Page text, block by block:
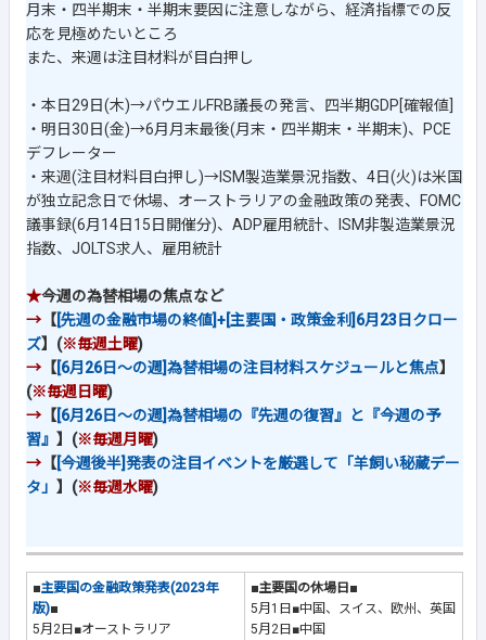
月末・四半期末・半期末要因に注意しながら、経済指標での反
応を見極めたいところ
また、来週は注目材料が目白押し
・本日29日(木)→パウエルFRB議長の発言、四半期GDP[確報値]
・明日30日(金)→6月月末最後(月末・四半期末・半期末)、PCE
デフレーター
・来週(注目材料目白押し)→ISM製造業景況指数、4日(火)は米国
が独立記念日で休場、オーストラリアの金融政策の発表、FOMC
議事録(6月14日15日開催分)、ADP雇用統計、ISM非製造業景況
指数、JOLTS求人、雇用統計
★今週の為替相場の焦点など
→ 【[先週の金融市場の終値]+[主要国・政策金利]6月23日クロー
ズ】(※毎週土曜)
→ 【[6月26日～の週]為替相場の注目材料スケジュールと焦点】
(※毎週日曜)
→ 【[6月26日～の週]為替相場の『先週の復習』と『今週の予
習』 】(※毎週月曜)
→ 【[今週後半]発表の注目イベントを厳選して「羊飼い秘蔵デー
タ」 】(※毎週水曜)
■主要国の金融政策発表(2023年
版)■
5月2日■オーストラリア
■主要国の休場日■
5月1日■中国、スイス、欧州、英国
5月2日■中国